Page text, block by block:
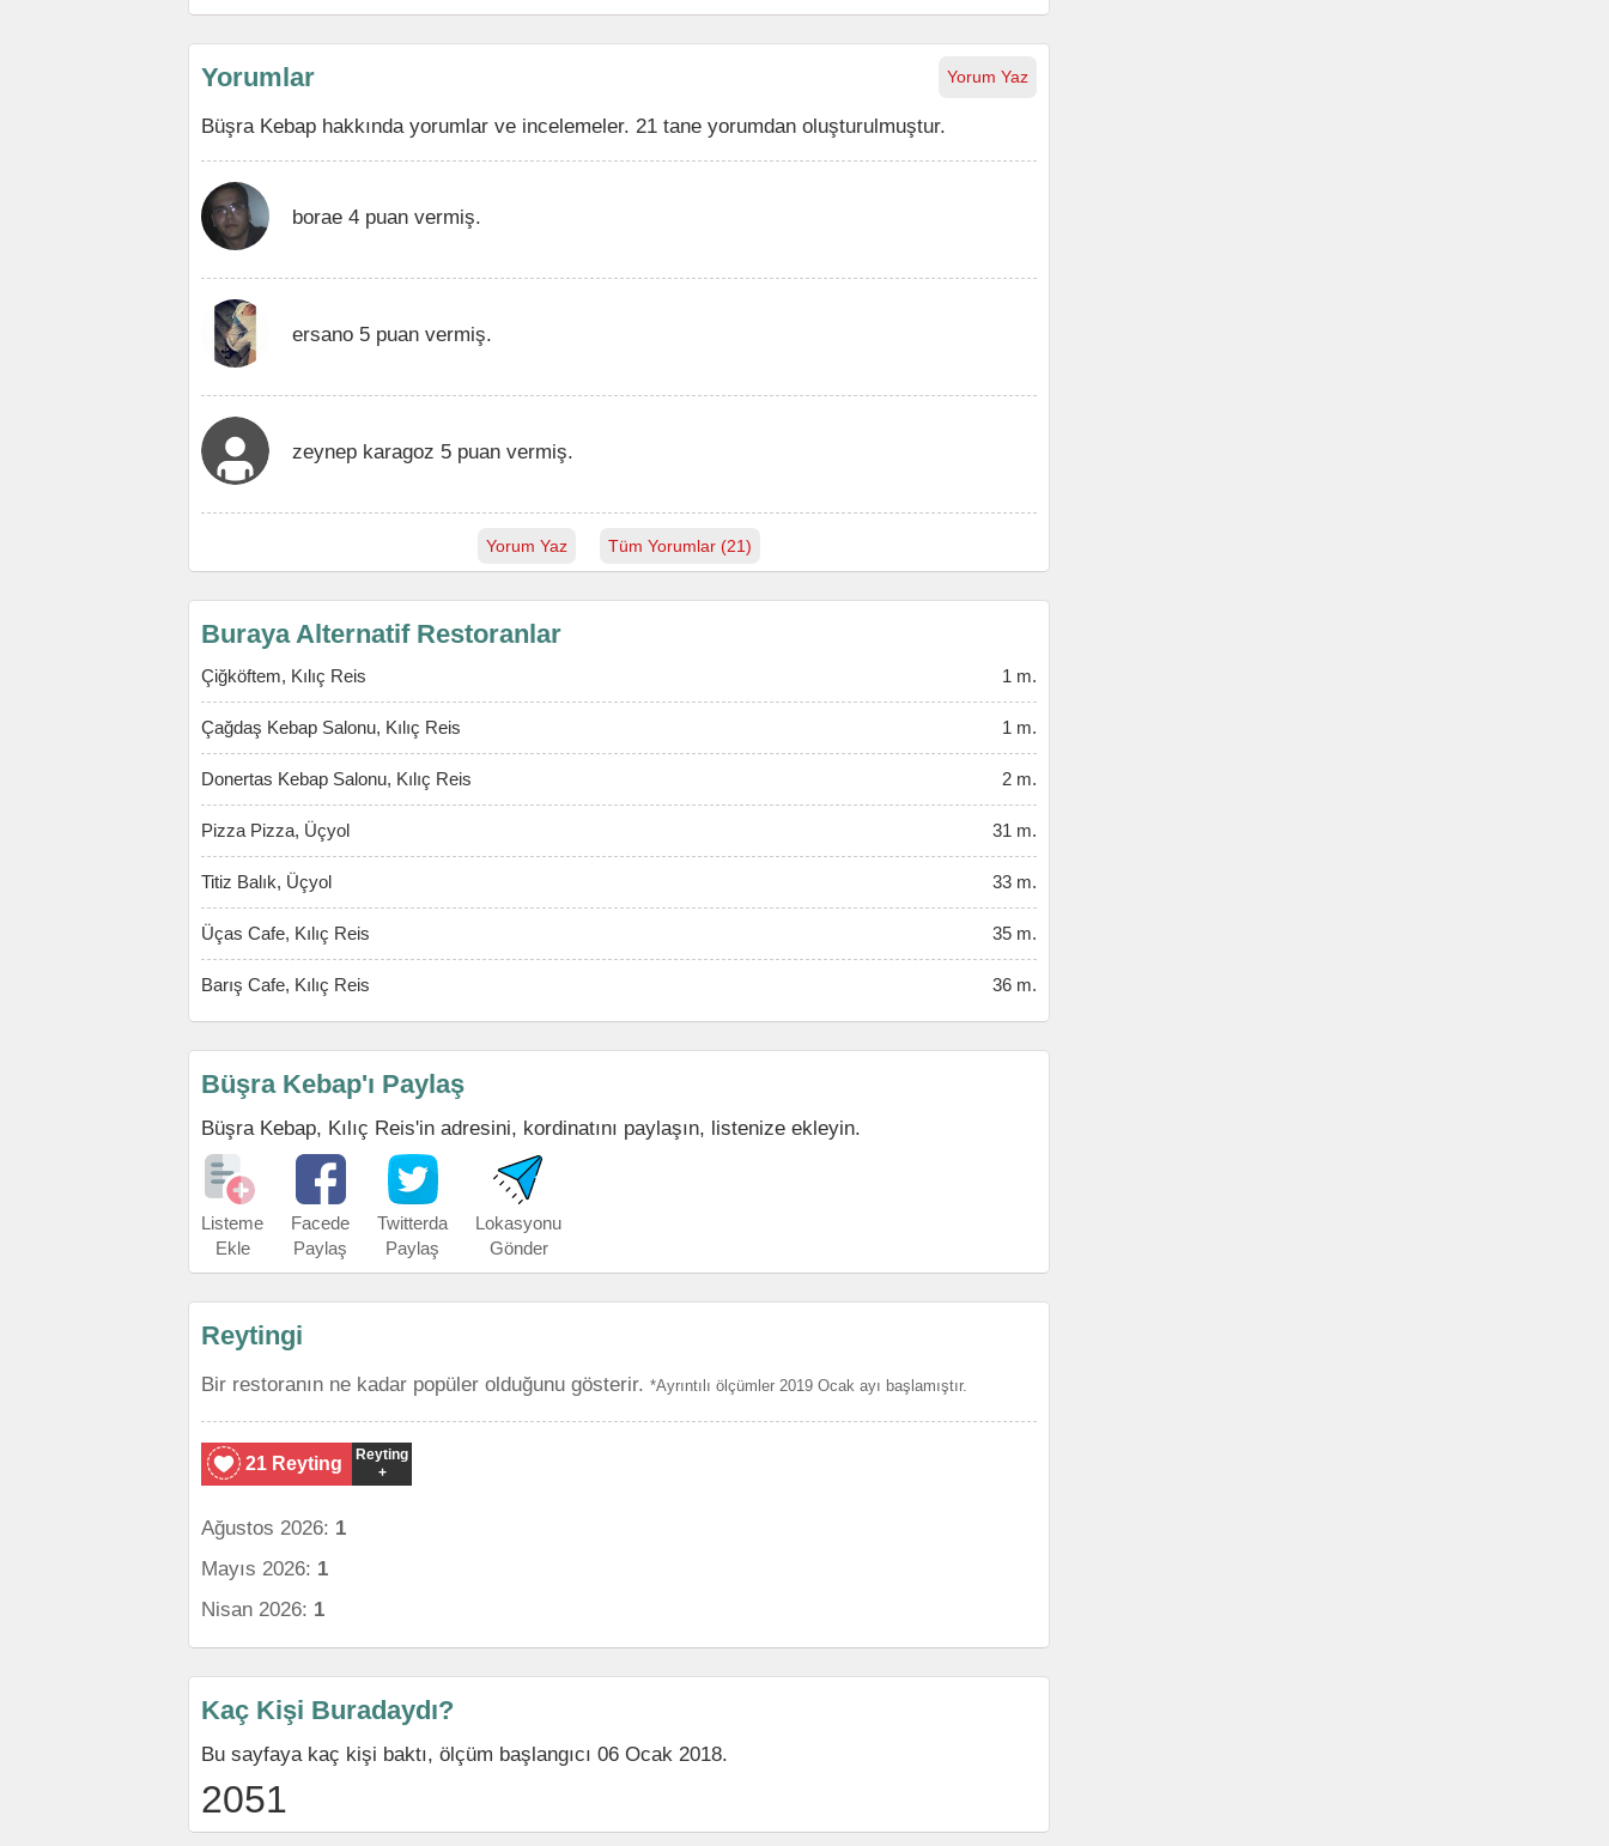
Yorum Yaz
Yorumlar
Büşra Kebap hakkında yorumlar ve incelemeler. 21 tane yorumdan oluşturulmuştur.
borae 4 puan vermiş.
ersano 5 puan vermiş.
zeynep karagoz 5 puan vermiş.
Yorum Yaz Tüm Yorumlar (21)
Buraya Alternatif Restoranlar
Çiğköftem, Kılıç Reis 1 m.
Çağdaş Kebap Salonu, Kılıç Reis 1 m.
Donertas Kebap Salonu, Kılıç Reis 2 m.
Pizza Pizza, Üçyol 31 m.
Titiz Balık, Üçyol 33 m.
Üças Cafe, Kılıç Reis 35 m.
Barış Cafe, Kılıç Reis 36 m.
Büşra Kebap'ı Paylaş
Büşra Kebap, Kılıç Reis'in adresini, kordinatını paylaşın, listenize ekleyin.
Listeme
Ekle
Facede
Paylaş
Twitterda
Paylaş
Lokasyonu
Gönder
Reytingi
Bir restoranın ne kadar popüler olduğunu gösterir. *Ayrıntılı ölçümler 2019 Ocak ayı başlamıştır.
21 Reyting
Reyting
+
Ağustos 2026: 1
Mayıs 2026: 1
Nisan 2026: 1
Kaç Kişi Buradaydı?
Bu sayfaya kaç kişi baktı, ölçüm başlangıcı 06 Ocak 2018.
2051